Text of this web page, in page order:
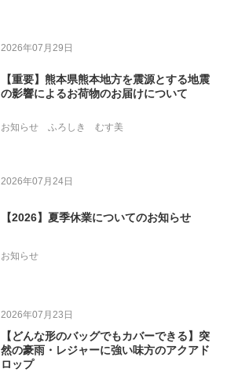
2026年07月29日
【重要】熊本県熊本地方を震源とする地震
の影響によるお荷物のお届けについて
お知らせ ふろしき むす美
2026年07月24日
【2026】夏季休業についてのお知らせ
お知らせ
2026年07月23日
【どんな形のバッグでもカバーできる】突
然の豪雨・レジャーに強い味方のアクアド
ロップ